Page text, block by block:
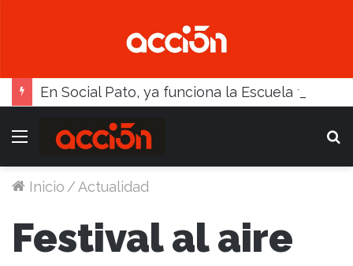
Menú
Inicio /Actualidad
Festival al aire